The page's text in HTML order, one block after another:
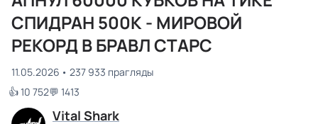
СПИДРАН 500К - МИРОВОЙ
РЕКОРД В БРАВЛ СТАРС
11.05.2026
237 933 прагляды
👍 10 752💬 1413
Vital Shark